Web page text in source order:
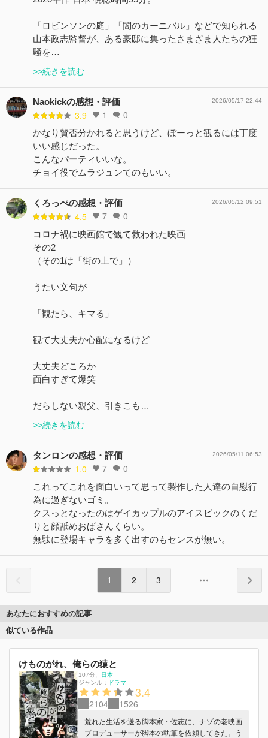
「ロビンソンの庭」「闇のカーニバル」などで知られる
山本政志監督が、ある豪邸に集ったさまざま人たちの狂
騒を…
>>続きを読む
Naokickの感想・評価
3.9 1 0
2026/05/17 22:44
かなり賛否分かれると思うけど、ぼーっと観るには丁度
いい感じだった。
こんなパーティいいな。
チョイ役でムラジュンてのもいい。
くろっぺの感想・評価
4.5 7 0
2026/05/12 09:51
コロナ禍に映画館で観て救われた映画
その2
（その1は「街の上で」）
うたい文句が
「観たら、キマる」
観て大丈夫か心配になるけど
大丈夫どころか
面白すぎて爆笑
だらしない親父、引きこも…
>>続きを読む
タンロンの感想・評価
1.0 7 0
2026/05/11 06:53
これってこれを面白いって思って製作した人達の自慰行
為に過ぎないゴミ。
クスっとなったのはゲイカップルのアイスピックのくだ
りと顔舐めおばさんくらい。
無駄に登場キャラを多く出すのもセンスが無い。
1 2 3
あなたにおすすめの記事
似ている作品
けものがれ、俺らの猿と
107分
日本
ジャンル：
ドラマ
3.4
2104 1526
荒れた生活を送る脚本家・佐志に、ナゾの老映画
プロデューサーが脚本の執筆を依頼してきた。う